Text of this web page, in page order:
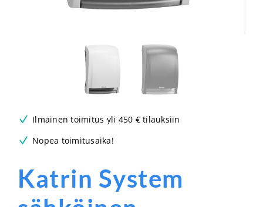
Ilmainen toimitus yli 450 € tilauksiin
Nopea toimitusaika!
Katrin System